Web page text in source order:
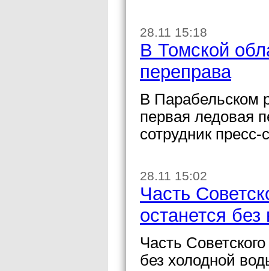
28.11 15:18
В Томской
переправа
В Парабельском
первая ледовая
сотрудник
28.11 15:02
Часть
останется
Часть
без холодной